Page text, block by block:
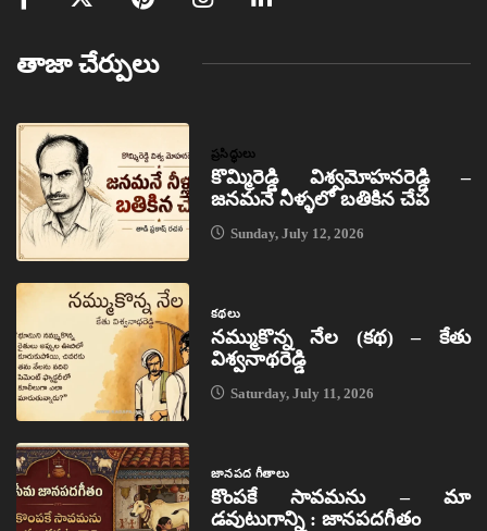
తాజా చేర్పులు
ప్రసిద్ధులు
కొమ్మిరెడ్డి విశ్వమోహనరెడ్డి –
జనమనే నీళ్ళలో బతికిన చేప
Sunday, July 12, 2026
కథలు
నమ్ముకొన్న నేల (కథ) – కేతు
విశ్వనాథరెడ్డి
Saturday, July 11, 2026
జానపద గీతాలు
కొంపకే సావమను – మా
డవుటుగాన్ని : జానపదగీతం